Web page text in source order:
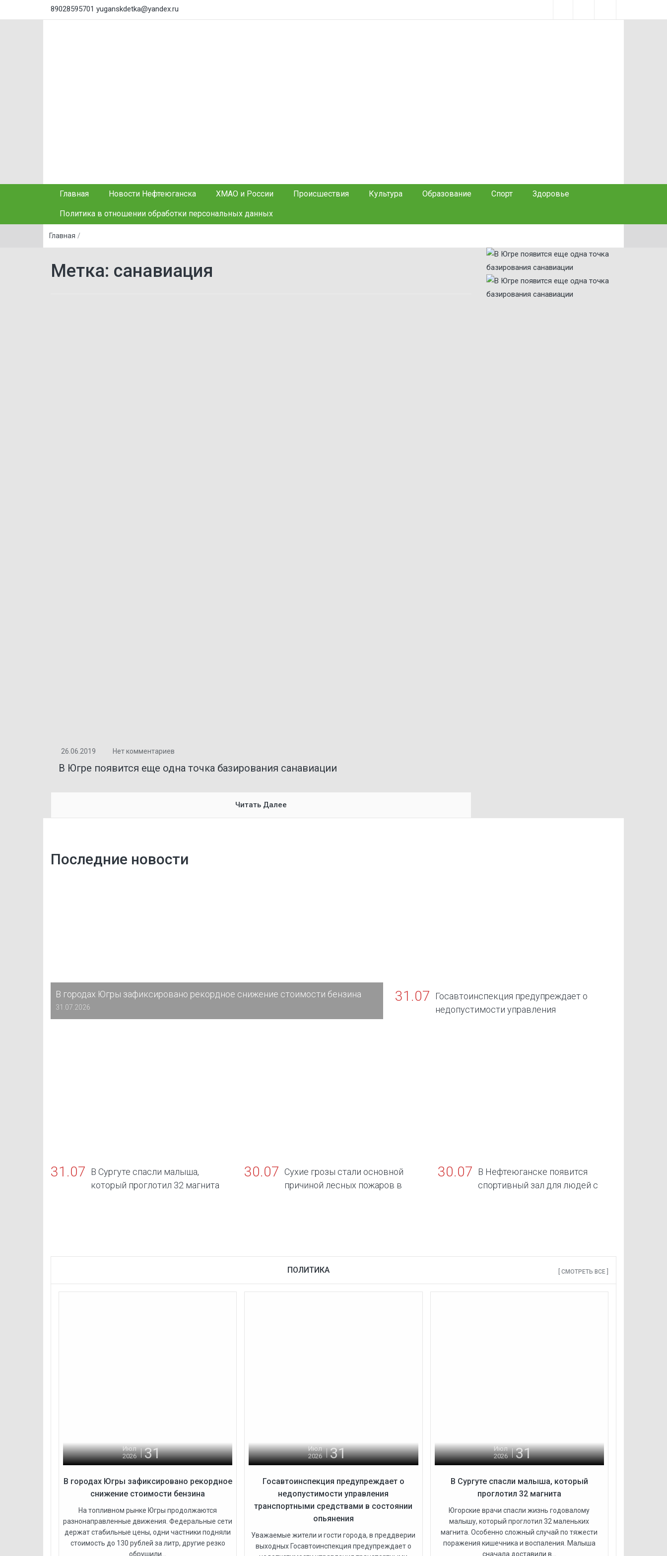
89028595701 yuganskdetka@yandex.ru
Главная Новости Нефтеюганска ХМАО и России Происшествия Культура Образование Спорт Здоровье
Политика в отношении обработки персональных данных
Главная /
Метка: санавиация
26.06.2019 Нет комментариев
В Югре появится еще одна точка базирования санавиации
Читать Далее
Последние новости
В городах Югры зафиксировано рекордное снижение стоимости бензина
31.07.2026
31.07
Госавтоинспекция предупреждает о
недопустимости управления
31.07
В Сургуте спасли малыша,
который проглотил 32 магнита
30.07
Сухие грозы стали основной
причиной лесных пожаров в
30.07
В Нефтеюганске появится
спортивный зал для людей с
ПОЛИТИКА [ СМОТРЕТЬ ВСЕ ]
Июл
2026
31
В городах Югры зафиксировано рекордное
снижение стоимости бензина
На топливном рынке Югры продолжаются
разнонаправленные движения. Федеральные сети
держат стабильные цены, одни частники подняли
стоимость до 130 рублей за литр, другие резко
обрушили...
Июл
2026
31
Госавтоинспекция предупреждает о
недопустимости управления
транспортными средствами в состоянии
опьянения
Уважаемые жители и гости города, в преддверии
выходных Госавтоинспекция предупреждает о
Июл
2026
31
В Сургуте спасли малыша, который
проглотил 32 магнита
Югорские врачи спасли жизнь годовалому
малышу, который проглотил 32 маленьких
магнита. Особенно сложный случай по тяжести
поражения кишечника и воспаления. Малыша
сначала доставили в...